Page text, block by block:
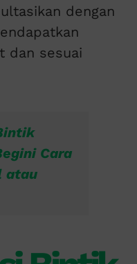
dengan
dan sesuai
Cara
atau